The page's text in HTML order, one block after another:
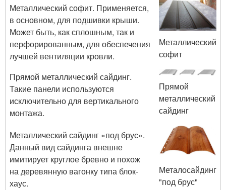
Металлический софит. Применяется,
в основном, для подшивки крыши.
Может быть, как сплошным, так и
перфорированным, для обеспечения
лучшей вентиляции кровли.
Металлический
софит
Прямой металлический сайдинг.
Такие панели используются
исключительно для вертикального
монтажа.
Прямой
металлический
сайдинг
Металлический сайдинг «под брус».
Данный вид сайдинга внешне
имитирует круглое бревно и похож
на деревянную вагонку типа блок-
хаус.
Металосайдинг
"под брус"